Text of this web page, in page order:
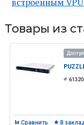
Товары из
Сравнить В